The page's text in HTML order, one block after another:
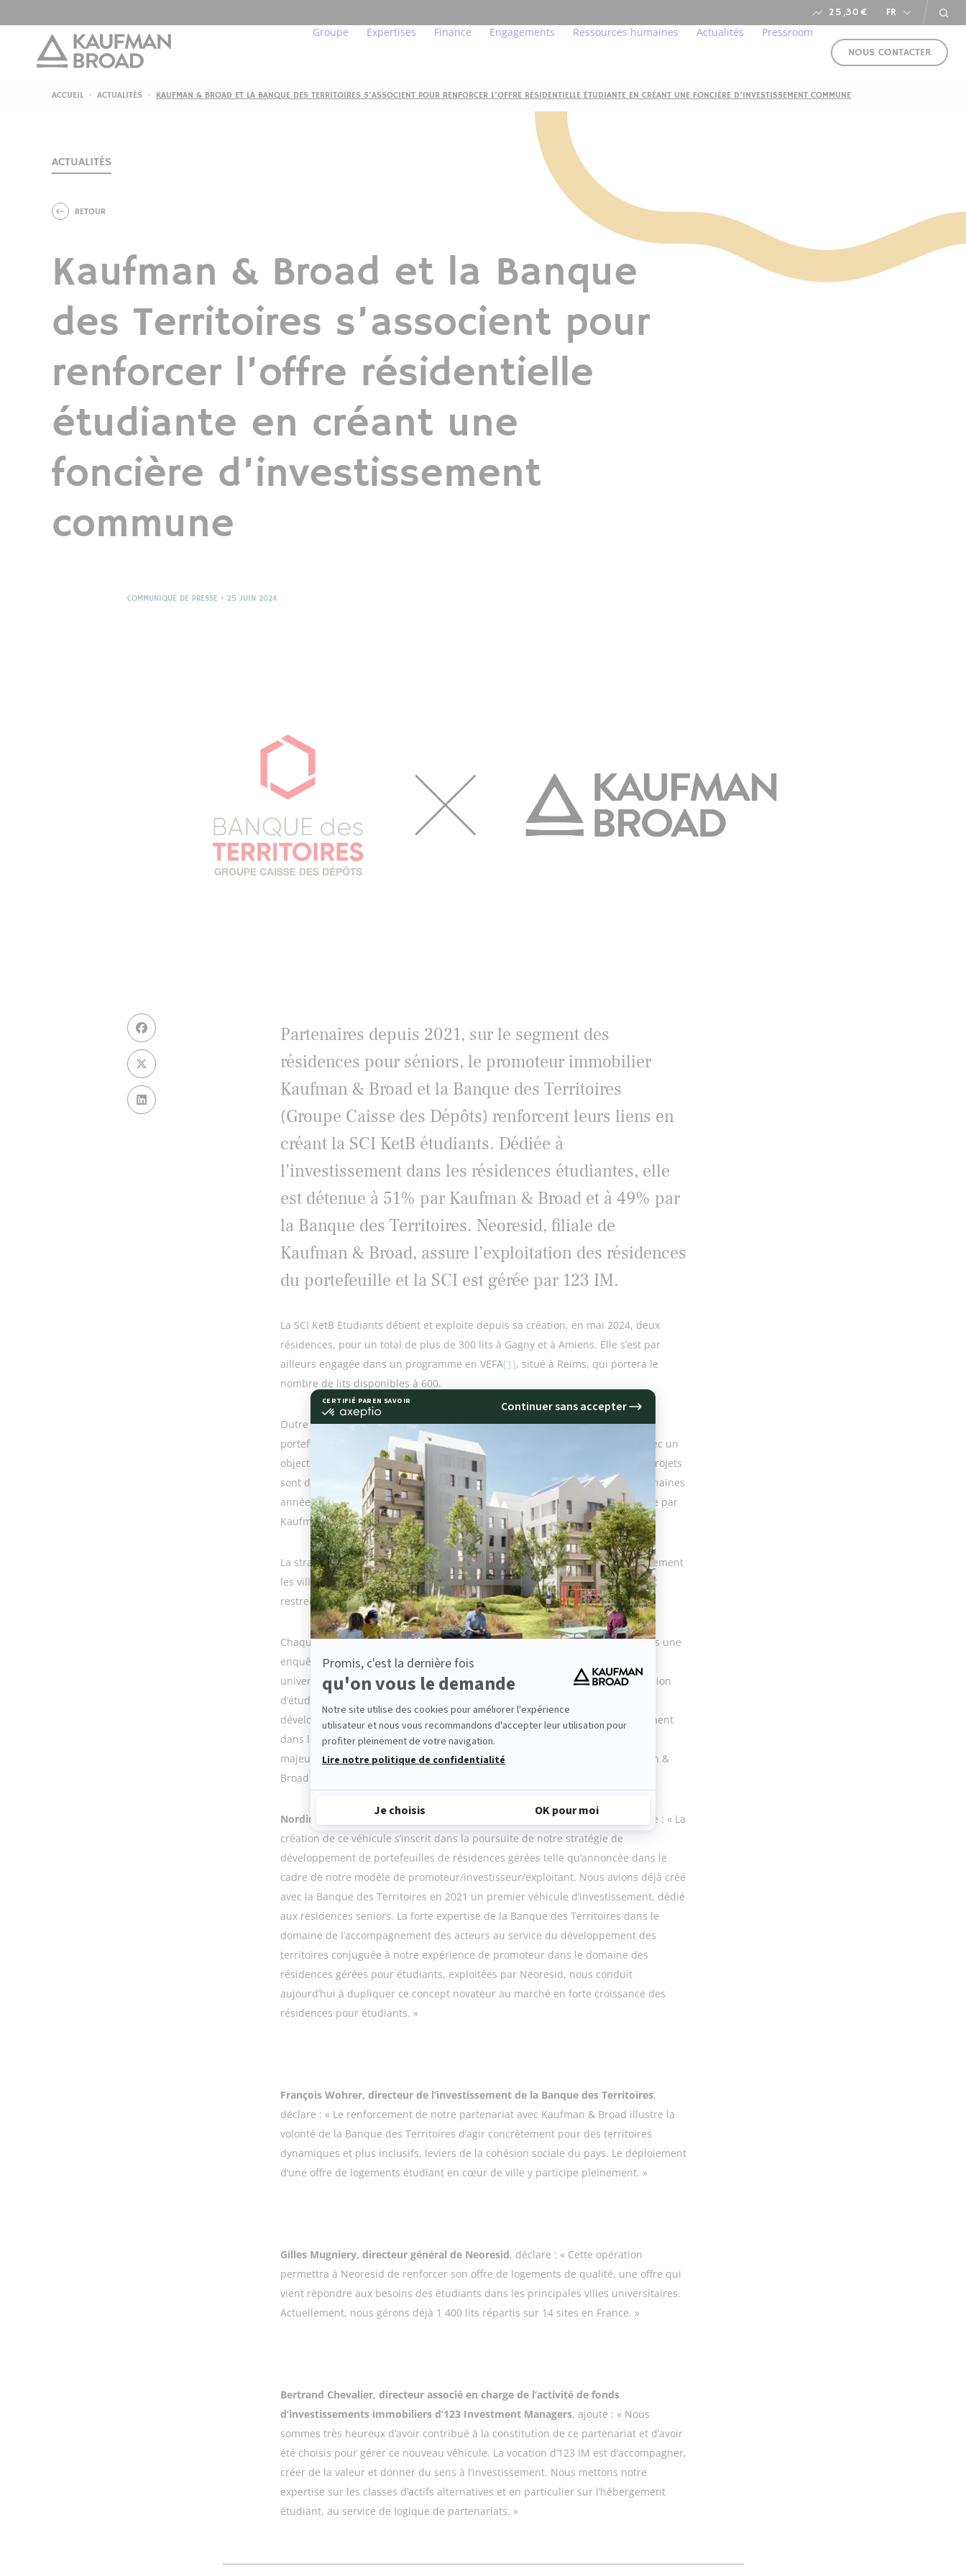
25,30€ FR
Groupe
Nos labels et certifications
NOUS
SUIVRE
Expertises
Aménagement et Grands projets
Nos projets
Lexique de l’immobilier
Finance
Chiffres & Indicateurs clés
Publications financières
Informations règlementées
NOUS
Engagements
Agir pour l’environnement
Agir de manière transparente & responsable
Agir pour l’humain
La construction bois bas carbone
L’innovation au service de la RSE
Ressources humaines
Nos métiers
Jeunes Talents
Nos ambassadeurs
Nous rejoindre
NOUS
Actualités Pressroom
NOUS CONTACTER
ACCUEIL ACTUALITÉS KAUFMAN & BROAD ET LA BANQUE DES TERRITOIRES S’ASSOCIENT POUR RENFORCER L’OFFRE RÉSIDENTIELLE ÉTUDIANTE EN CRÉANT UNE FONCIÈRE D’INVESTISSEMENT COMMUNE
ACTUALITÉS
RETOUR
Kaufman & Broad et la Banque
des Territoires s’associent pour
renforcer l’offre résidentielle
étudiante en créant une
foncière d’investissement
commune
COMMUNIQUÉ DE PRESSE • 25 JUIN 2024
Partenaires depuis 2021, sur le segment des
résidences pour séniors, le promoteur immobilier
Kaufman & Broad et la Banque des Territoires
(Groupe Caisse des Dépôts) renforcent leurs liens en
créant la SCI KetB étudiants. Dédiée à
l’investissement dans les résidences étudiantes, elle
est détenue à 51% par Kaufman & Broad et à 49% par
la Banque des Territoires. Neoresid, filiale de
Kaufman & Broad, assure l’exploitation des résidences
du portefeuille et la SCI est gérée par 123 IM.
La SCI KetB Etudiants détient et exploite depuis sa création, en mai 2024, deux
résidences, pour un total de plus de 300 lits à Gagny et à Amiens. Elle s’est par
ailleurs engagée dans un programme en VEFA[1], situé à Reims, qui portera le
nombre de lits disponibles à 600.
Outre ces trois premières résidences, la SCI KetB Etudiants constituera son
portefeuille au travers d’acquisitions en VEFA ou de résidences existantes, avec un
objectif de rénovation et de mise aux normes environnementales. Plusieurs projets
sont d’ores et déjà identifiés et pourraient être développés au cours des prochaines
années sur la base du modèle promoteur/exploitant/investisseur mis en place par
Kaufman & Broad depuis plusieurs années.
La stratégie d’investissement de la foncière SCI KetB Etudiants cible prioritairement
les villes où l’offre de résidences et de services associés pour les étudiants est
restreinte.
Chaque année, les étudiants peinent à se loger dans les centres villes. D’après une
enquête de l’Union étudiante[2], 87 000 étudiants ont entamé leur année
universitaire sans logement et plus d’un étudiant sur deux, soit plus d’1,5 million
d’étudiants, est mal logé. Ce projet s’inscrit ainsi dans une démarche de
développement d’une offre qualitative sur l’ensemble du territoire, et notamment
dans les zones tendues. C’est à ce titre que la Banque des Territoires, acteur
majeur du développement des territoires et du logement, s’associe à Kaufman &
Broad dans ce projet.
Nordine Hachemi, Président-Directeur général de Kaufman & Broad , indique : « La
création de ce véhicule s’inscrit dans la poursuite de notre stratégie de
développement de portefeuilles de résidences gérées telle qu’annoncée dans le
cadre de notre modèle de promoteur/investisseur/exploitant. Nous avions déjà créé
avec la Banque des Territoires en 2021 un premier véhicule d’investissement, dédié
aux résidences seniors. La forte expertise de la Banque des Territoires dans le
domaine de l’accompagnement des acteurs au service du développement des
territoires conjuguée à notre expérience de promoteur dans le domaine des
résidences gérées pour étudiants, exploitées par Neoresid, nous conduit
aujourd’hui à dupliquer ce concept novateur au marché en forte croissance des
résidences pour étudiants. »
François Wohrer, directeur de l’investissement de la Banque des Territoires,
déclare : « Le renforcement de notre partenariat avec Kaufman & Broad illustre la
volonté de la Banque des Territoires d’agir concrètement pour des territoires
dynamiques et plus inclusifs, leviers de la cohésion sociale du pays. Le déploiement
d’une offre de logements étudiant en cœur de ville y participe pleinement. »
Gilles Mugniery, directeur général de Neoresid, déclare : « Cette opération
permettra à Neoresid de renforcer son offre de logements de qualité, une offre qui
vient répondre aux besoins des étudiants dans les principales villes universitaires.
Actuellement, nous gérons déjà 1 400 lits répartis sur 14 sites en France. »
Bertrand Chevalier, directeur associé en charge de l’activité de fonds
d’investissements immobiliers d’123 Investment Managers, ajoute : « Nous
sommes très heureux d’avoir contribué à la constitution de ce partenariat et d’avoir
été choisis pour gérer ce nouveau véhicule. La vocation d’123 IM est d’accompagner,
créer de la valeur et donner du sens à l’investissement. Nous mettons notre
expertise sur les classes d’actifs alternatives et en particulier sur l’hébergement
étudiant, au service de logique de partenariats. »